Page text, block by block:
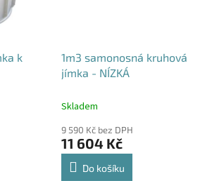
k
1m3 samonosná kruhová
jímka - NÍZKÁ
Skladem
9 590 Kč bez DPH
11 604 Kč
Do košíku